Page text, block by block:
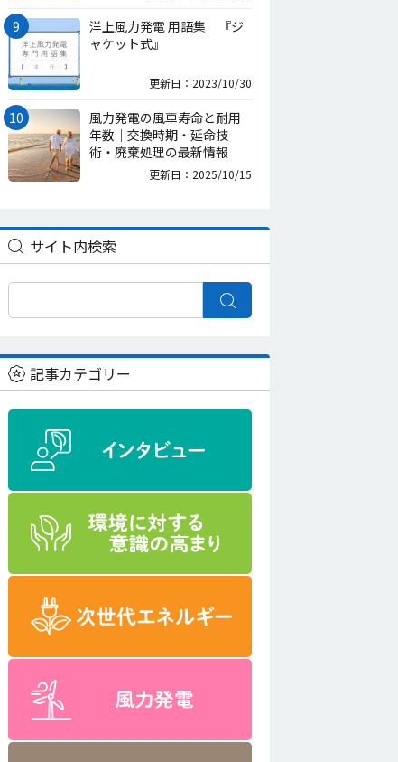
洋上風力発電 用語集 『ジ
ャケット式』
更新日：2023/10/30
風力発電の風車寿命と耐用
年数｜交換時期・延命技
術・廃棄処理の最新情報
更新日：2025/10/15
サイト内検索
記事カテゴリー